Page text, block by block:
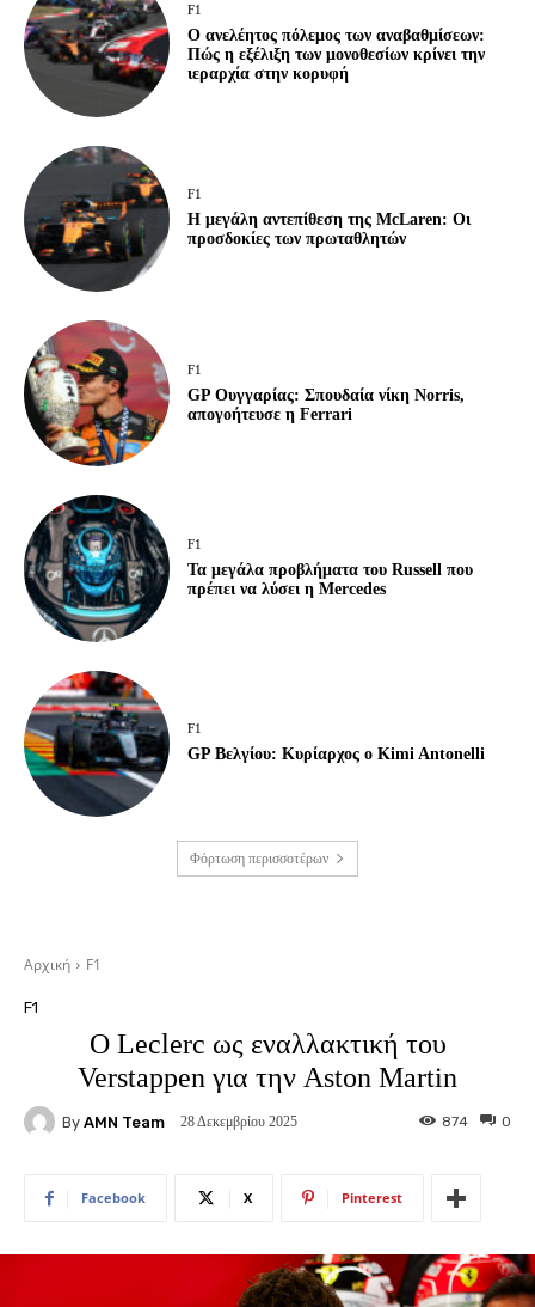
F1
Ο ανελέητος πόλεμος των αναβαθμίσεων:
Πώς η εξέλιξη των μονοθεσίων κρίνει την
ιεραρχία στην κορυφή
F1
Η μεγάλη αντεπίθεση της McLaren: Οι
προσδοκίες των πρωταθλητών
F1
GP Ουγγαρίας: Σπουδαία νίκη Norris,
απογοήτευσε η Ferrari
F1
Τα μεγάλα προβλήματα του Russell που
πρέπει να λύσει η Mercedes
F1
GP Βελγίου: Κυρίαρχος ο Kimi Antonelli
Φόρτωση περισσοτέρων